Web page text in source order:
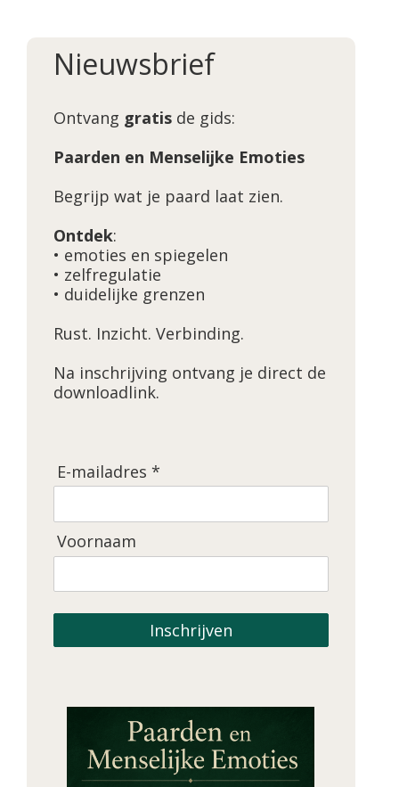
Nieuwsbrief
Ontvang gratis de gids:
Paarden en Menselijke Emoties
Begrijp wat je paard laat zien.
Ontdek:
• emoties en spiegelen
• zelfregulatie
• duidelijke grenzen
Rust. Inzicht. Verbinding.
Na inschrijving ontvang je direct de
downloadlink.
E-mailadres *
Voornaam
Inschrijven